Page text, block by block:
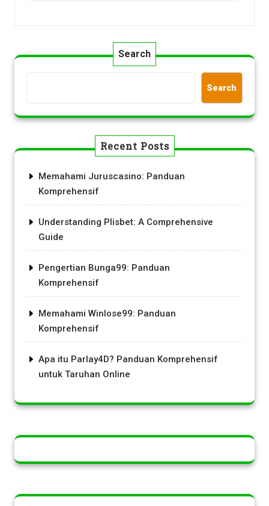
Search
Search
Recent Posts
Memahami Juruscasino: Panduan
Komprehensif
Understanding Plisbet: A Comprehensive
Guide
Pengertian Bunga99: Panduan
Komprehensif
Memahami Winlose99: Panduan
Komprehensif
Apa itu Parlay4D? Panduan Komprehensif
untuk Taruhan Online